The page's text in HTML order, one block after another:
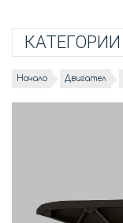
КАТЕГОРИИ
Начало Двигател